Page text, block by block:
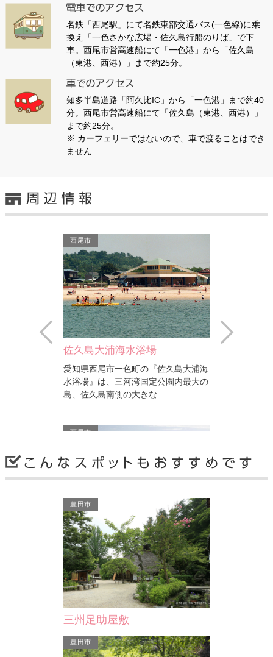
名鉄「西尾駅」にて名鉄東部交通バス(一色線)に乗
換え「一色さかな広場・佐久島行船のりば」で下
車。西尾市営高速船にて「一色港」から「佐久島
（東港、西港）」まで約25分。
知多半島道路「阿久比IC」から「一色港」まで約40
分。西尾市営高速船にて「佐久島（東港、西港）」
まで約25分。
※ カーフェリーではないので、車で渡ることはでき
ません
山の神塚古墳
まで46基もの古墳が確認されている
が、そのなかで最も良好な…
愛知県西尾市一色町の『佐久
水浴場』は、三河湾国定公園
佐久島クラインガルテン
佐久島クラインガルテンバーベキュー
広場は、屋根付のバーベキューテーブ
ルが完備されています。…
西尾市
第15回佐久島太鼓フェ
独特の打ち方と迫力が魅力の
奉納太鼓。 和太鼓で島を盛り
うと、主に愛知県内を拠…
Prev
豊田市
三州足助屋敷
豊田市